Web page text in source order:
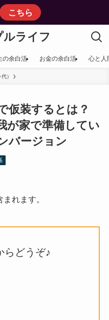
こちら
ライフ
の余白活 お金の余白活 心と人
）
仮装するとは？
が家で準備してい
バージョン
れます。
らどうぞ♪